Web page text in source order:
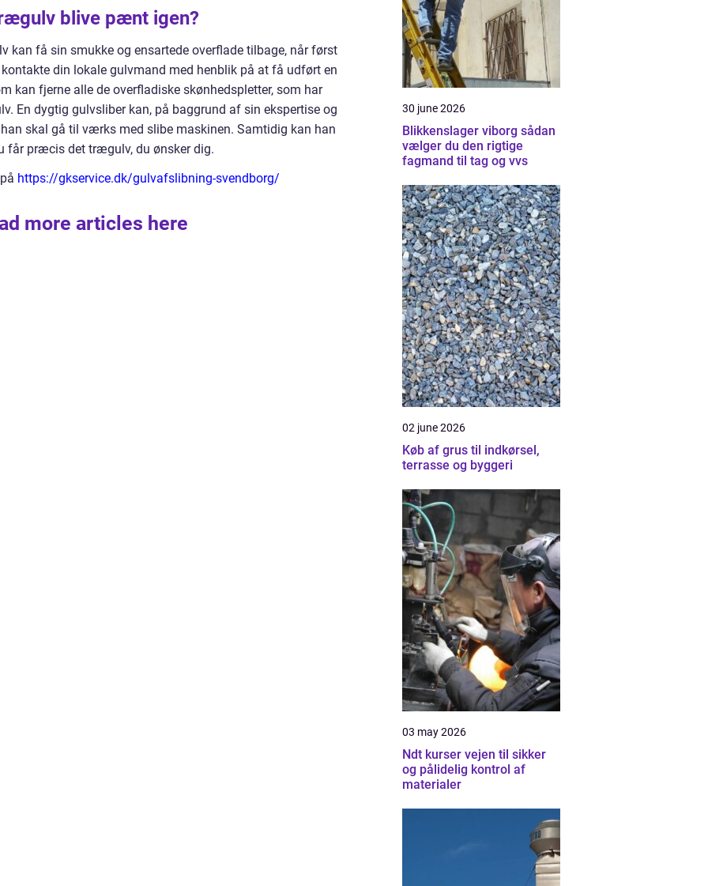
blive pænt igen?
kan få sin smukke og ensartede overflade tilbage, når først
din lokale gulvmand med henblik på at få udført en
kan fjerne alle de overfladiske skønhedspletter, som har
En dygtig gulvsliber kan, på baggrund af sin ekspertise og
skal gå til værks med slibe maskinen. Samtidig kan han
får præcis det trægulv, du ønsker dig.
https://gkservice.dk/gulvafslibning-svendborg/
more articles here
30 june 2026
Blikkenslager viborg sådan
vælger du den rigtige
fagmand til tag og vvs
02 june 2026
Køb af grus til indkørsel,
terrasse og byggeri
03 may 2026
Ndt kurser vejen til sikker
og pålidelig kontrol af
materialer